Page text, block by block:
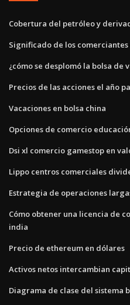
Cobertura del petróleo y
Significado de los
¿cómo se desplomó la bolsa de
Precios de las acciones el año
Vacaciones en bolsa china
Opciones de comercio
Dsi xl comercio gamestop en
Lippo centros comerciales
Estrategia de operaciones
Cómo obtener una licencia de
india
Precio de ethereum en dólares
Activos netos intercambian
Diagrama de clase del sistema